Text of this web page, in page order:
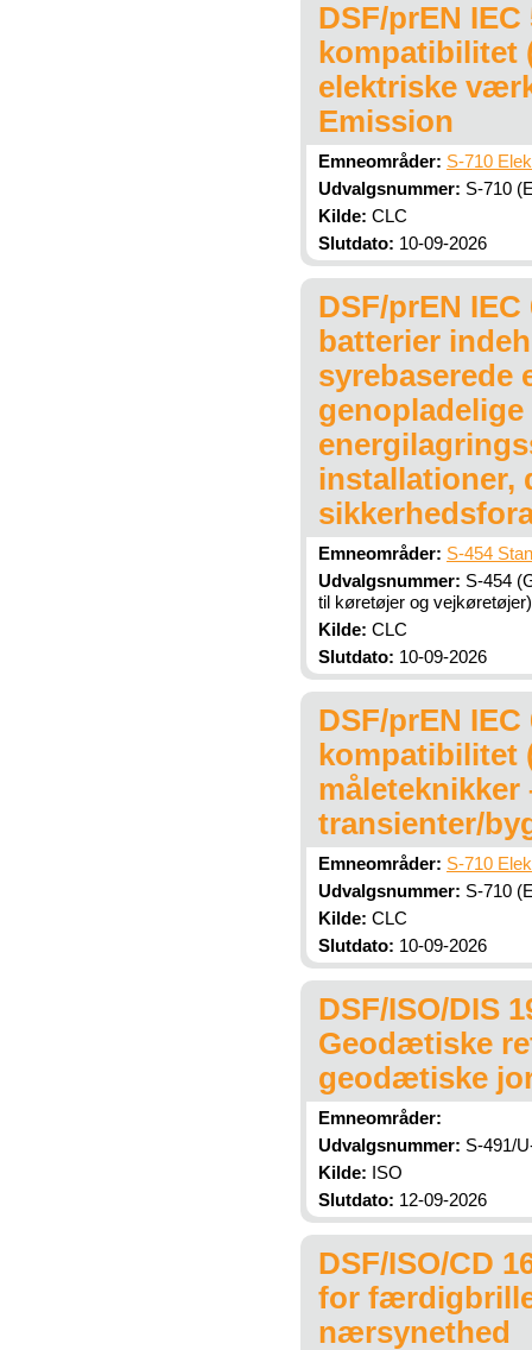
DSF/prEN
kompatibilitet
elektriske
Emission
Emneområder: S-710
Udvalgsnummer: S-710
Kilde: CLC
Slutdato: 10-09-2026
DSF/prEN
batterier
syrebaserede
installationer,
Emneområder: S-454
Udvalgsnummer: S-454
til køretøjer og vejkøretøjer)
Kilde: CLC
Slutdato: 10-09-2026
DSF/prEN
kompatibilitet
transienter/
Emneområder: S-710
Udvalgsnummer: S-710
Kilde: CLC
Slutdato: 10-09-2026
DSF/ISO/DIS
Geodætiske
geodætiske
Emneområder:
Udvalgsnummer: S-491/
Kilde: ISO
Slutdato: 12-09-2026
DSF/ISO/CD
for
nærsynethed